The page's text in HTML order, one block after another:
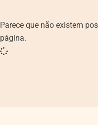
Parece que não existem
página.